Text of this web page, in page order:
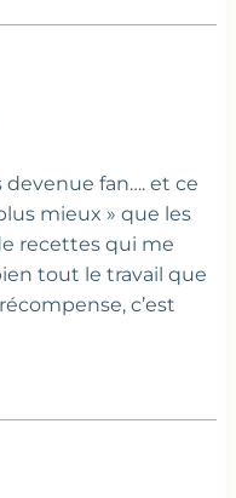
fan…. et ce
mieux » que les
recettes qui me
tout le travail que
c’est